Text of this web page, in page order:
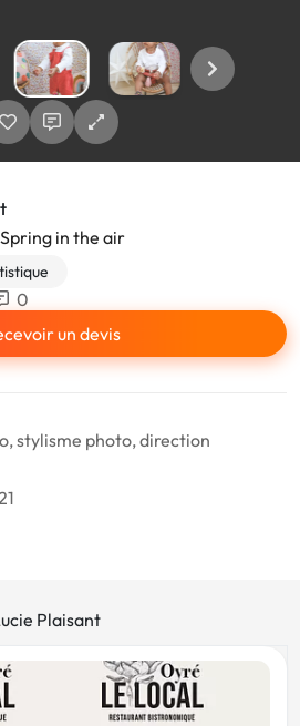
in the air
0
un devis
stylisme photo, direction
Plaisant